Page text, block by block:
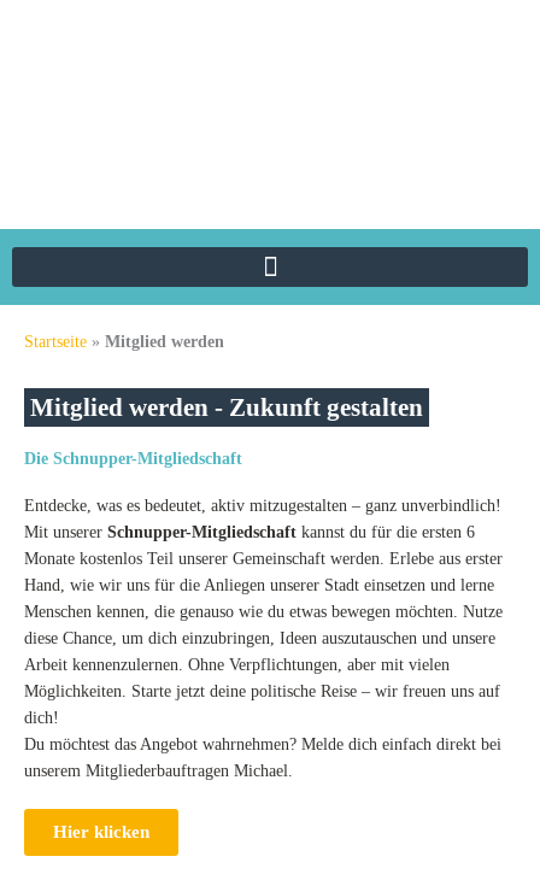
Startseite » Mitglied werden
Mitglied werden - Zukunft gestalten
Die Schnupper-Mitgliedschaft
Entdecke, was es bedeutet, aktiv mitzugestalten – ganz unverbindlich!
Mit unserer Schnupper-Mitgliedschaft kannst du für die ersten 6
Monate kostenlos Teil unserer Gemeinschaft werden. Erlebe aus erster
Hand, wie wir uns für die Anliegen unserer Stadt einsetzen und lerne
Menschen kennen, die genauso wie du etwas bewegen möchten. Nutze
diese Chance, um dich einzubringen, Ideen auszutauschen und unsere
Arbeit kennenzulernen. Ohne Verpflichtungen, aber mit vielen
Möglichkeiten. Starte jetzt deine politische Reise – wir freuen uns auf
dich!
Du möchtest das Angebot wahrnehmen? Melde dich einfach direkt bei
unserem Mitgliederbauftragen Michael.
Hier klicken